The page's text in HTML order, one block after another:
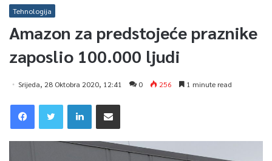
Tehnologija
Amazon za predstojeće praznike
zaposlio 100.000 ljudi
Srijeda, 28 Oktobra 2020, 12:41 0 256 1 minute read